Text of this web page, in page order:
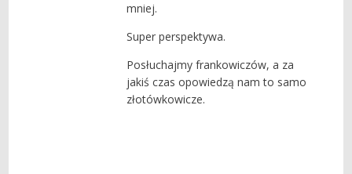
mniej.
Super perspektywa.
Posłuchajmy frankowiczów, a za
jakiś czas opowiedzą nam to samo
złotówkowicze.